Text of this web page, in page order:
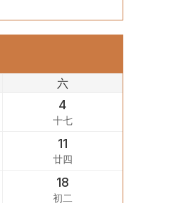
六
4
十七
11
廿四
18
初二